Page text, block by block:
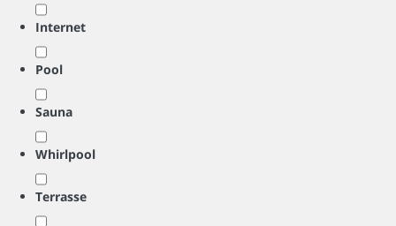
Internet
Pool
Sauna
Whirlpool
Terrasse